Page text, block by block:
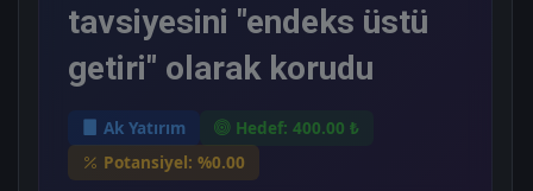
tavsiyesini "endeks üstü
getiri" olarak korudu
Ak Yatırım
Hedef: 400.00 ₺
Potansiyel: %0.00